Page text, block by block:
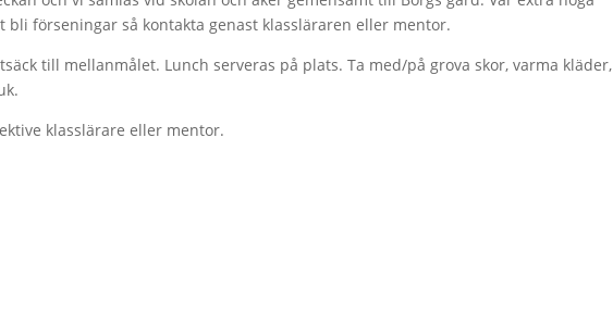
bli förseningar så kontakta genast klassläraren eller mentor.
till mellanmålet. Lunch serveras på plats. Ta med/på grova skor, varma kläder,
klasslärare eller mentor.